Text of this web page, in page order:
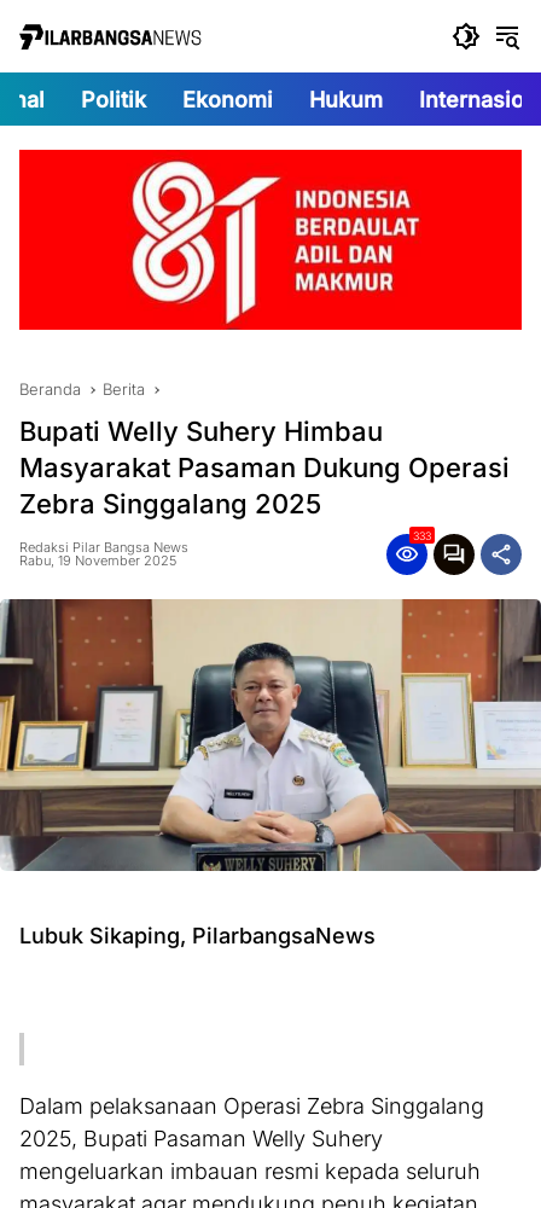
Politik Ekonomi Hukum
Beranda Berita
Bupati Welly Suhery Himbau
Masyarakat Pasaman Dukung Operasi
Zebra Singgalang 2025
Redaksi Pilar Bangsa News
Rabu, 19 November 2025
333
Lubuk Sikaping, PilarbangsaNews
Dalam pelaksanaan Operasi Zebra Singgalang
2025, Bupati Pasaman Welly Suhery
mengeluarkan imbauan resmi kepada seluruh